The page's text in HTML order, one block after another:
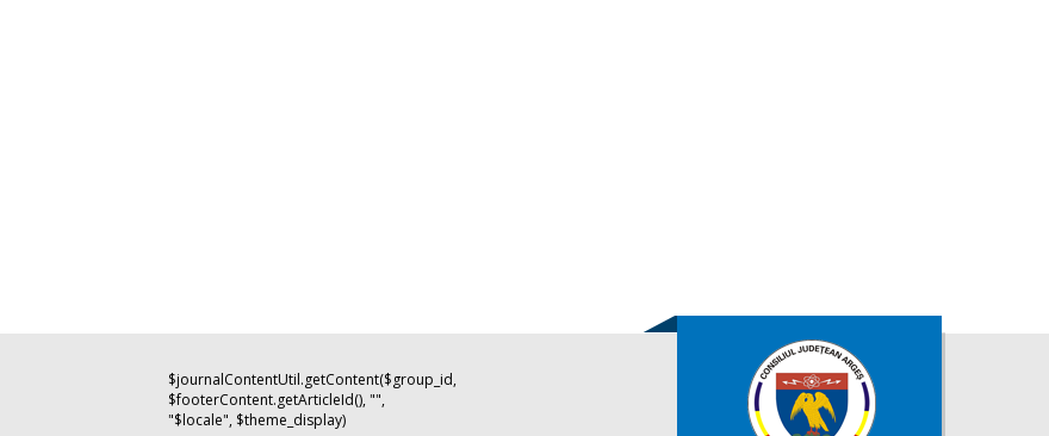
$journalContentUtil.getContent($group_id,
$footerContent.getArticleId(), "",
"$locale", $theme_display)